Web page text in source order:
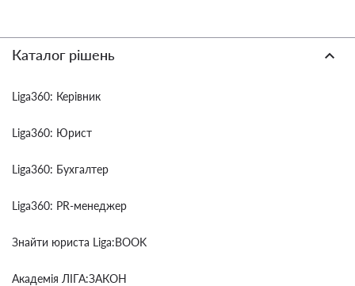
Каталог рішень
Liga360: Керівник
Liga360: Юрист
Liga360: Бухгалтер
Liga360: PR-менеджер
Знайти юриста Liga:BOOK
Академія ЛІГА:ЗАКОН